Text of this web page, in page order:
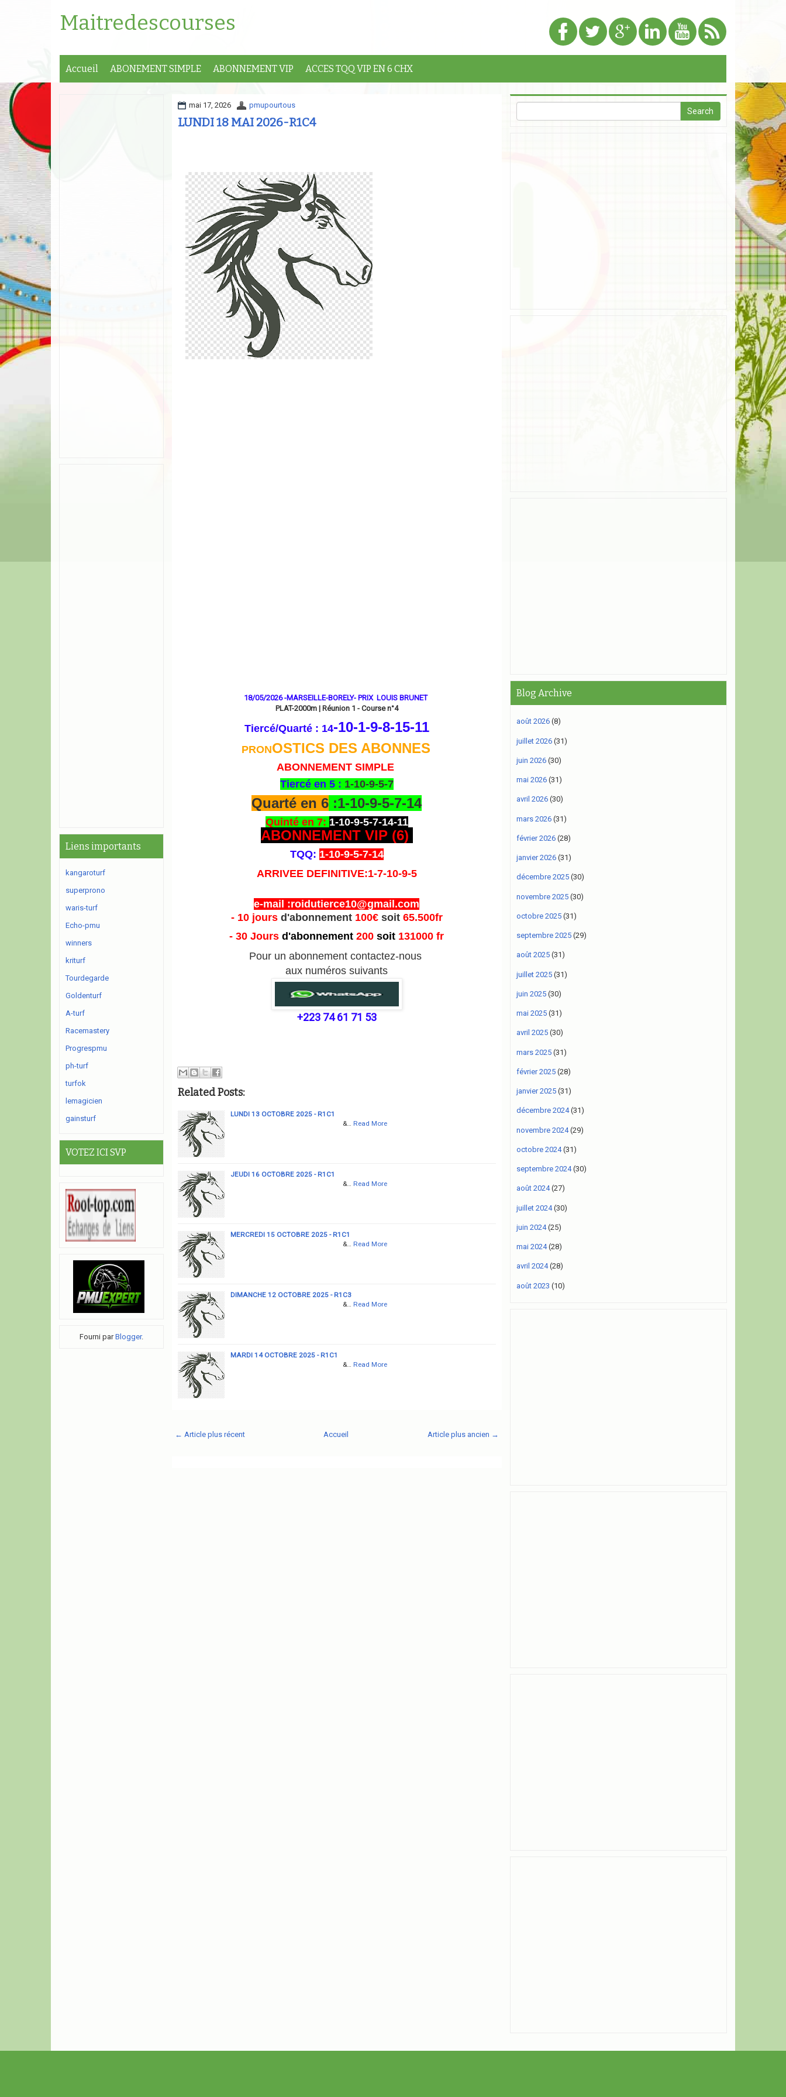
Maitredescourses
Accueil ABONEMENT SIMPLE ABONNEMENT VIP ACCES TQQ VIP EN 6 CHX
mai 17, 2026 pmupourtous
LUNDI 18 MAI 2026-R1C4
18/05/2026 -MARSEILLE-BORELY- PRIX LOUIS BRUNET
PLAT-2000m | Réunion 1 - Course n°4
Tiercé/Quarté : 14-10-1-9-8-15-11
PRONOSTICS DES ABONNES
ABONNEMENT SIMPLE
Tiercé en 5 : 1-10-9-5-7
Quarté en 6 :1-10-9-5-7-14
Quinté en 7: 1-10-9-5-7-14-11
ABONNEMENT VIP (6)
TQQ: 1-10-9-5-7-14
ARRIVEE DEFINITIVE:1-7-10-9-5
e-mail :roidutierce10@gmail.com
- 10 jours d'abonnement 100€ soit 65.500fr
- 30 Joursd'abonnement 200soit 131000 fr
Pour un abonnement contactez-nous
aux numéros suivants
+223 74 61 71 53
Related Posts:
LUNDI 13 OCTOBRE 2025 - R1C1
&…
Read More
JEUDI 16 OCTOBRE 2025 - R1C1
&…
Read More
MERCREDI 15 OCTOBRE 2025 - R1C1
&…
Read More
DIMANCHE 12 OCTOBRE 2025 - R1C3
&…
Read More
MARDI 14 OCTOBRE 2025 - R1C1
&…
Read More
← Article plus récent Article plus ancien →
Accueil
Liens importants
kangaroturf
superprono
waris-turf
Echo-pmu
winners
kriturf
Tourdegarde
Goldenturf
A-turf
Racemastery
Progrespmu
ph-turf
turfok
lemagicien
gainsturf
VOTEZ ICI SVP
Fourni parBlogger.
Blog Archive
août 2026(8)
juillet 2026(31)
juin 2026(30)
mai 2026(31)
avril 2026(30)
mars 2026(31)
février 2026(28)
janvier 2026(31)
décembre 2025(30)
novembre 2025(30)
octobre 2025(31)
septembre 2025(29)
août 2025(31)
juillet 2025(31)
juin 2025(30)
mai 2025(31)
avril 2025(30)
mars 2025(31)
février 2025(28)
janvier 2025(31)
décembre 2024(31)
novembre 2024(29)
octobre 2024(31)
septembre 2024(30)
août 2024(27)
juillet 2024(30)
juin 2024(25)
mai 2024(28)
avril 2024(28)
août 2023 (10)